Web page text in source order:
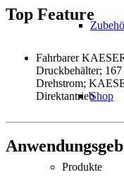
Shop
Produkte
Top Feature
Fahrbarer
Druckbehälter;
Drehstrom;
Direktantrieb